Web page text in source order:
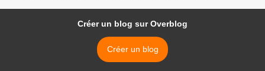
Créer un blog sur Overblog
Créer un blog